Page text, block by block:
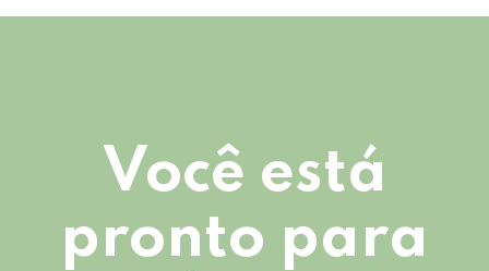
Você está
pronto para